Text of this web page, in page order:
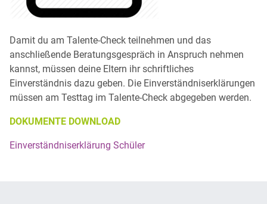
Damit du am Talente-Check teilnehmen und das
anschließende Beratungsgespräch in Anspruch nehmen
kannst, müssen deine Eltern ihr schriftliches
Einverständnis dazu geben. Die Einverständniserklärungen
müssen am Testtag im Talente-Check abgegeben werden.
DOKUMENTE DOWNLOAD
Einverständniserklärung Schüler